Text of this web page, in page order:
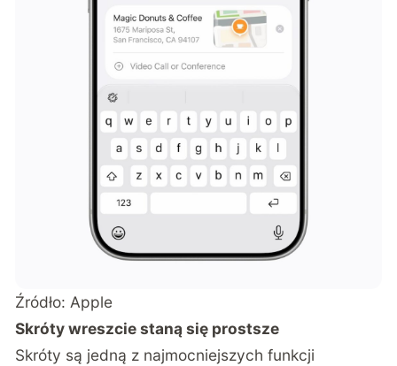
Źródło: Apple
Skróty wreszcie staną się prostsze
Skróty są jedną z najmocniejszych funkcji